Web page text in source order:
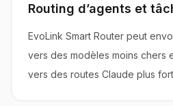
Routing d’agents et
EvoLink Smart Router peut
vers des modèles moins chers
vers des routes Claude plus